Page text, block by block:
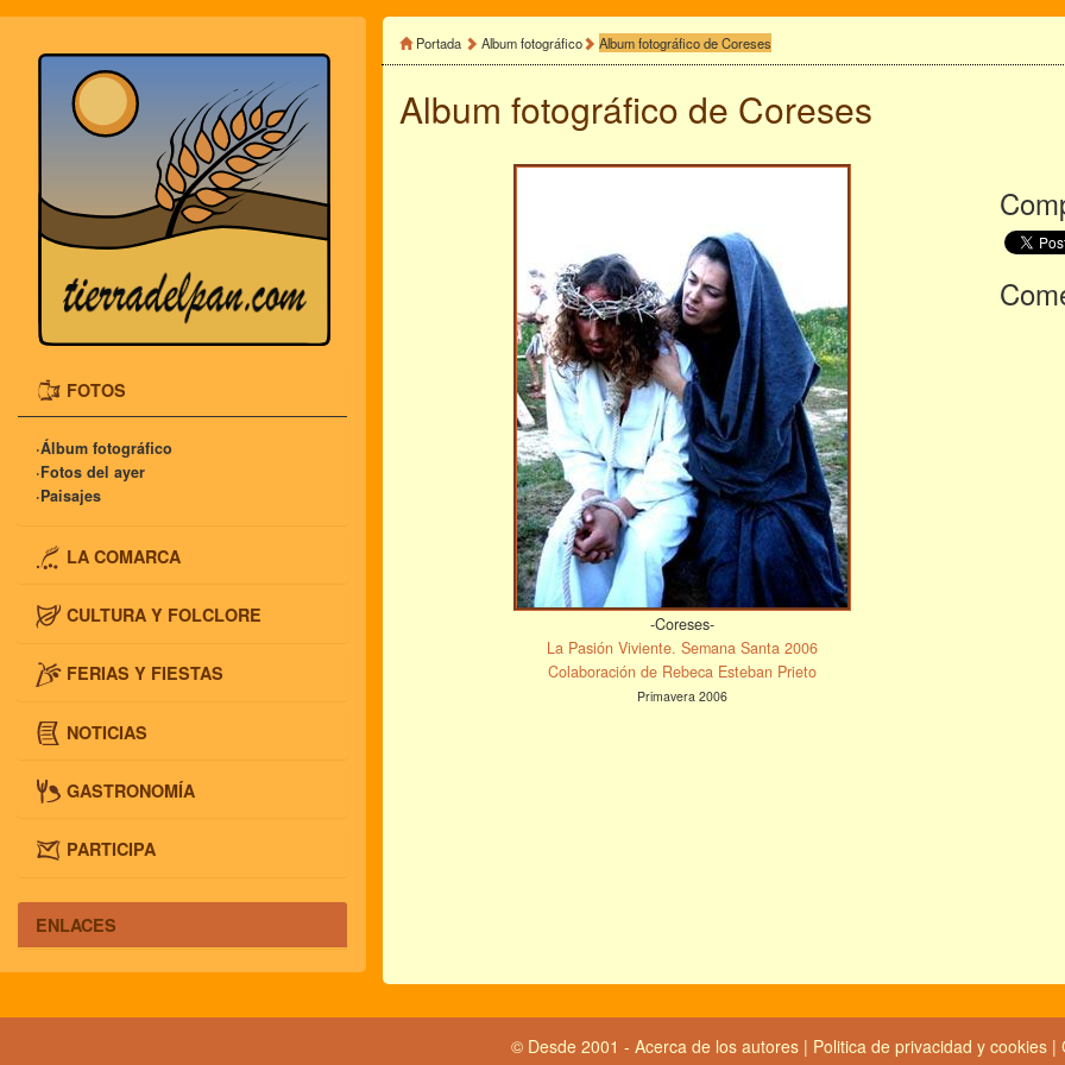
FOTOS
·Álbum fotográfico
·Fotos del ayer
·Paisajes
LA COMARCA
CULTURA Y FOLCLORE
FERIAS Y FIESTAS
NOTICIAS
GASTRONOMÍA
PARTICIPA
ENLACES
Portada Album fotográfico Album fotográfico de Coreses
Album fotográfico de Coreses
-Coreses-
La Pasión Viviente. Semana Santa 2006
Colaboración de Rebeca Esteban Prieto
Primavera 2006
© Desde 2001 - Acerca de los autores| Politica de privacidad y cookies |